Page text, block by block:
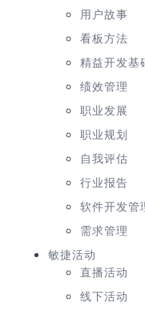
用户故事
看板方法
精益开发基
绩效管理
职业发展
职业规划
自我评估
行业报告
软件开发管
需求管理
敏捷活动
直播活动
线下活动